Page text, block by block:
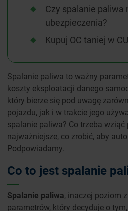
Czy spalanie paliwa
ubezpieczenia?
Kupuj OC taniej w
Spalanie paliwa to ważny
koszty eksploatacji danego
który bierze się pod uwagę
pojazdu, jak i w trakcie jego
spalanie paliwa? Co trzeba wziąć
najważniejsze, co zrobić, aby
Podpowiadamy.
Co to jest spalanie
Spalanie paliwa, inaczej poziom
parametrów, który decyduje o